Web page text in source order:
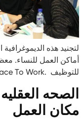
لتجنيد هذه
أماكن العمل للنساء.
للتوظيف .Great Place To Work® استنادًا
الصحه
مكان العمل